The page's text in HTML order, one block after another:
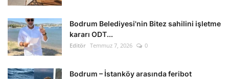
Bodrum Belediyesi'nin Bitez sahilini işletme
kararı ODT...
Editör Temmuz 7, 2026 0
Bodrum – İstanköy arasında feribot